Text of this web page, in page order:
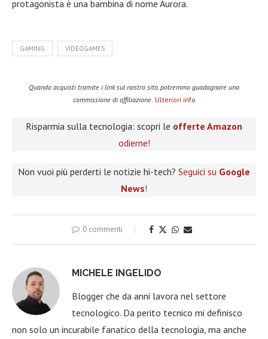
protagonista è una bambina di nome Aurora.
GAMING VIDEOGAMES
Quando acquisti tramite i link sul nostro sito, potremmo guadagnare una
commissione di affiliazione. Ulteriori info
Risparmia sulla tecnologia: scopri le offerte Amazon
odierne!
Non vuoi più perderti le notizie hi-tech? Seguici su Google
News!
0 commenti
MICHELE INGELIDO
Blogger che da anni lavora nel settore
tecnologico. Da perito tecnico mi definisco
non solo un incurabile fanatico della tecnologia, ma anche